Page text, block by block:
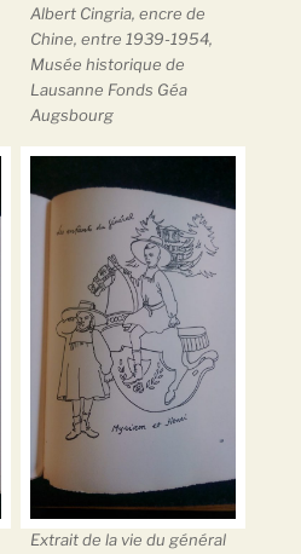
Albert Cingria, encre de
Chine, entre 1939-1954,
Musée historique de
Lausanne Fonds Géa
Augsbourg
Extrait de la vie du général